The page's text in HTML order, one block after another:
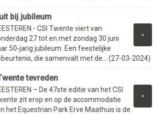
bij jubileum
»
- CSI Twente viert van
27 tot en met zondag 30 juni
50-jarig jubileum. Een feestelijke
die samenvalt met de... (27-03-2024)
tevreden
»
– De 47ste editie van het CSI
zit erop en op de accommodatie
het Equestrian Park Erve Maathuis is de